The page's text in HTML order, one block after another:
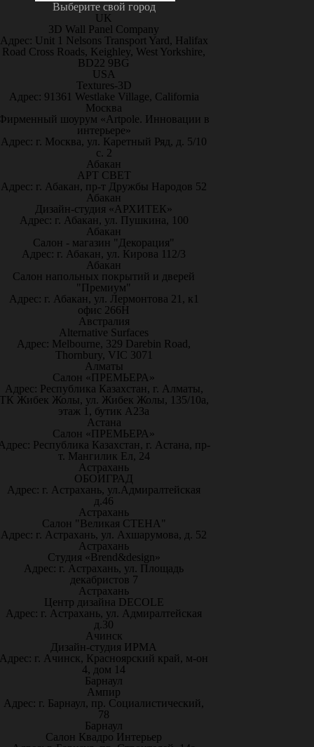
Выберите свой город
UK
3D Wall Panel Company
Адрес: Unit 1 Nelsons Transport Yard, Halifax
Road Cross Roads, Keighley, West Yorkshire,
BD22 9BG
USA
Textures-3D
Адрес: 91361 Westlake Village, California
Москва
шоурум «Artpole. Инновации в
интерьере»
Адрес: г. Москва, ул. Каретный Ряд, д. 5/10
с. 2
Абакан
АРТ СВЕТ
Адрес: г. Абакан, пр-т Дружбы Народов 52
Абакан
Дизайн-студия «АРХИТЕК»
Адрес: г. Абакан, ул. Пушкина, 100
Абакан
Салон - магазин "Декорация"
Адрес: г. Абакан, ул. Кирова 112/3
Абакан
Салон напольных покрытий и дверей
"Премиум"
Адрес: г. Абакан, ул. Лермонтова 21, к1
офис 266Н
Австралия
Alternative Surfaces
Адрес: Melbourne, 329 Darebin Road,
Thornbury, VIC 3071
Алматы
Салон «ПРЕМЬЕРА»
Адрес: Республика Казахстан, г. Алматы,
Жибек Жолы, ул. Жибек Жолы, 135/10а,
этаж 1, бутик А23а
Астана
Салон «ПРЕМЬЕРА»
Республика Казахстан, г. Астана, пр-
т. Мангилик Ел, 24
Астрахань
ОБОИГРАД
Адрес: г. Астрахань, ул.Адмиралтейская
д.46
Астрахань
Салон "Великая СТЕНА"
Адрес: г. Астрахань, ул. Ахшарумова, д. 52
Астрахань
Студия «Brend&design»
Адрес: г. Астрахань, ул. Площадь
декабристов 7
Астрахань
Центр дизайна DECOLE
Адрес: г. Астрахань, ул. Адмиралтейская
д.30
Ачинск
Дизайн-студия ИРМА
Адрес: г. Ачинск, Красноярский край, м-он
4, дом 14
Барнаул
Ампир
Адрес: г. Барнаул, пр. Социалистический,
78
Барнаул
Салон Квадро Интерьер